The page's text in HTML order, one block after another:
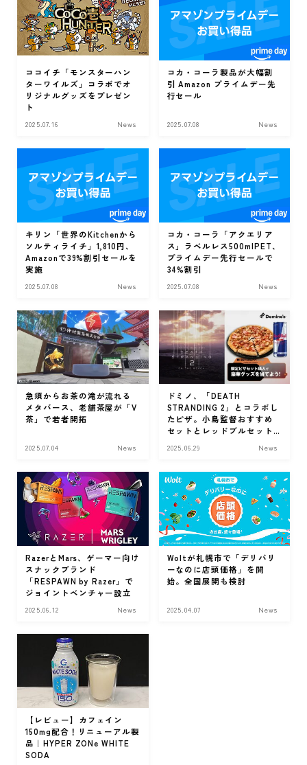
ココイチ「モンスターハン
ターワイルズ」コラボでオ
リジナルグッズをプレゼン
ト
2025.07.16 News
コカ・コーラ製品が大幅割
引 Amazon プライムデー先
行セール
2025.07.08 News
キリン「世界のKitchenから
ソルティライチ」1,810円、
Amazonで39%割引セールを
実施
2025.07.08 News
コカ・コーラ「アクエリア
ス」ラベルレス500mlPET、
プライムデー先行セールで
34%割引
2025.07.08 News
急須からお茶の滝が流れる
メタバース、老舗茶屋が「V
茶」で若者開拓
2025.07.04 News
ドミノ、「DEATH
STRANDING 2」とコラボし
たピザ。小島監督おすすめ
セットとレッドブルセット
2025.06.29 News
RazerとMars、ゲーマー向け
スナックブランド
「RESPAWN by Razer」で
ジョイントベンチャー設立
2025.06.12 News
Woltが札幌市で「デリバリ
ーなのに店頭価格」を開
始。全国展開も検討
2025.04.07 News
【レビュー】カフェイン
150mg配合！リニューアル製
品｜HYPER ZONe WHITE
SODA